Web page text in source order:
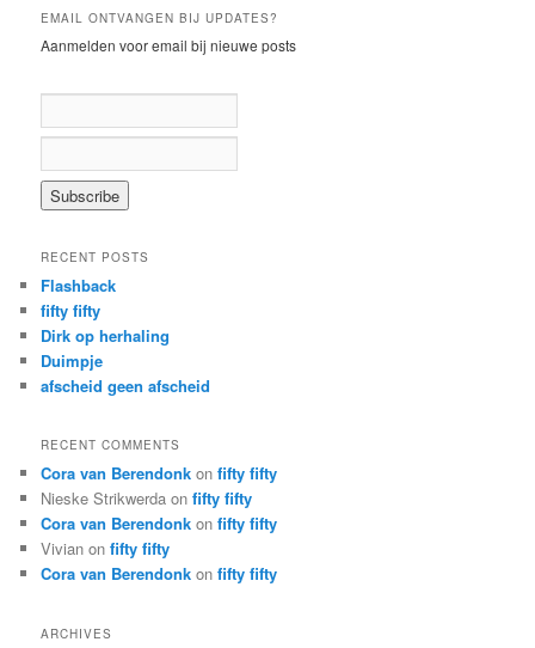
r
h
EMAIL ONTVANGEN BIJ UPDATES?
Aanmelden voor email bij nieuwe posts
RECENT POSTS
Flashback
fifty fifty
Dirk op herhaling
Duimpje
afscheid geen afscheid
RECENT COMMENTS
Cora van Berendonk onfifty fifty
Nieske Strikwerda onfifty fifty
Cora van Berendonk onfifty fifty
Vivian onfifty fifty
Cora van Berendonk onfifty fifty
ARCHIVES